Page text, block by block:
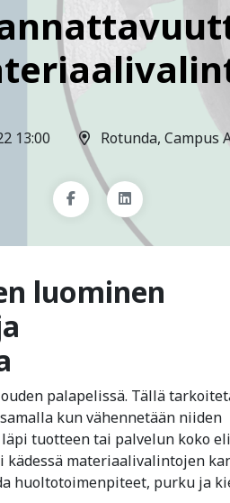
13:00 Rotunda, Campus
luominen
palapelissä. Tällä
kun vähennetään niiden
tuotteen tai palvelun koko
materiaalivalintojen
huoltotoimenpiteet, purku ja